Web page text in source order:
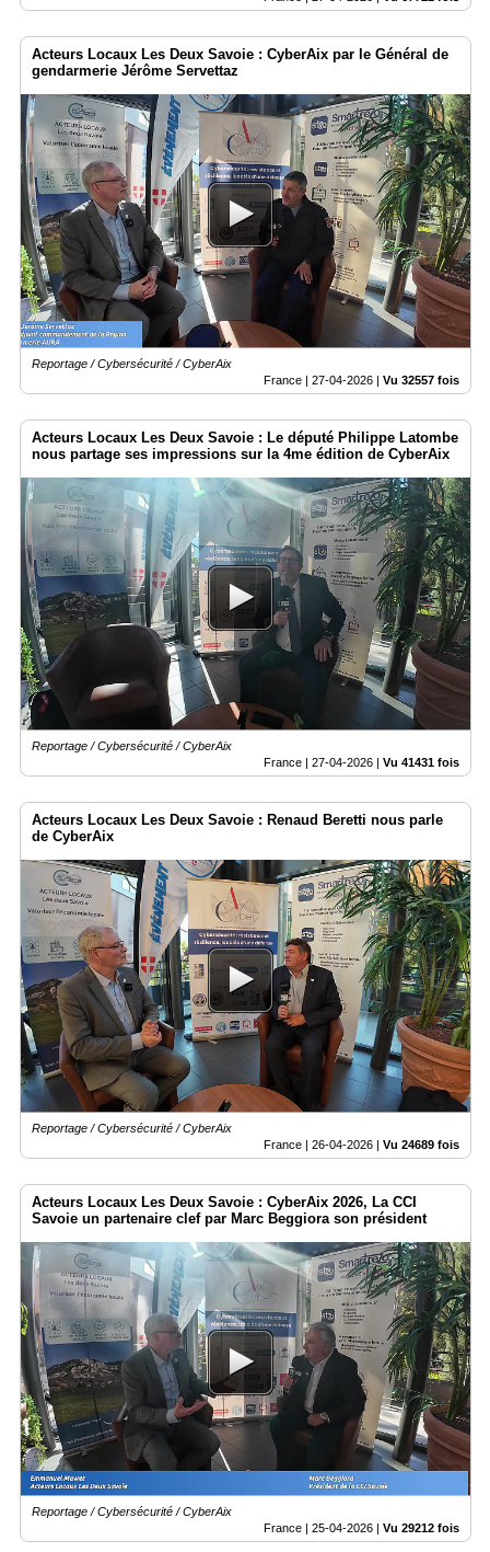
Acteurs Locaux Les Deux Savoie : CyberAix par le Général de
gendarmerie Jérôme Servettaz
Reportage / Cybersécurité / CyberAix
France | 27-04-2026 | Vu 32557 fois
Acteurs Locaux Les Deux Savoie : Le député Philippe Latombe
nous partage ses impressions sur la 4me édition de CyberAix
Reportage / Cybersécurité / CyberAix
France | 27-04-2026 | Vu 41431 fois
Acteurs Locaux Les Deux Savoie : Renaud Beretti nous parle
de CyberAix
Reportage / Cybersécurité / CyberAix
France | 26-04-2026 Vu 24689 fois
Acteurs Locaux Les Deux Savoie : CyberAix 2026, La CCI
Savoie un partenaire clef par Marc Beggiora son président
Reportage / Cybersécurité / CyberAix
France | 25-04-2026 | Vu 29212 fois